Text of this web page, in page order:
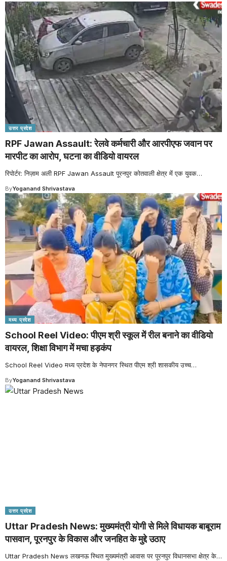
उत्तर प्रदेश
RPF Jawan Assault: रेलवे कर्मचारी और आरपीएफ जवान पर
मारपीट का आरोप, घटना का वीडियो वायरल
रिपोर्टर: निज़ाम अली RPF Jawan Assault पूरनपुर कोतवाली क्षेत्र में एक युवक…
ByYoganand Shrivastava
मध्य प्रदेश
School Reel Video: पीएम श्री स्कूल में रील बनाने का वीडियो
वायरल, शिक्षा विभाग में मचा हड़कंप
School Reel Video मध्य प्रदेश के नेपानगर स्थित पीएम श्री शासकीय उच्च…
ByYoganand Shrivastava
उत्तर प्रदेश
Uttar Pradesh News: मुख्यमंत्री योगी से मिले विधायक बाबूराम
पासवान, पूरनपुर के विकास और जनहित के मुद्दे उठाए
Uttar Pradesh News लखनऊ स्थित मुख्यमंत्री आवास पर पूरनपुर विधानसभा क्षेत्र के…